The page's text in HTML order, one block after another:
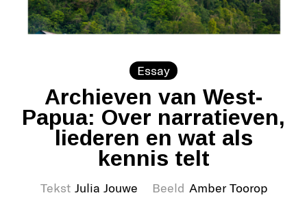
Essay
Archieven van West-
Papua: Over narratieven,
liederen en wat als
kennis telt
Tekst Julia Jouwe Beeld Amber Toorop